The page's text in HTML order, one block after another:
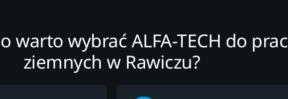
warto wybrać ALFA-TECH do prac
ziemnych w Rawiczu?